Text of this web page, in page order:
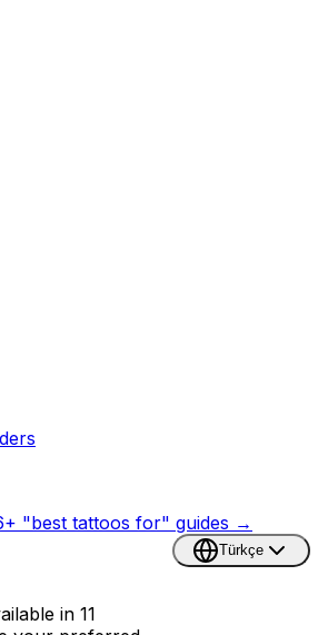
+ "best tattoos for" guides →
in 11
Türkçe